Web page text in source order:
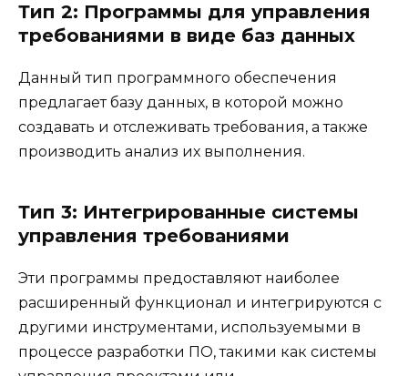
Тип 2: Программы для управления
требованиями в виде баз данных
Данный тип программного обеспечения
предлагает базу данных, в которой можно
создавать и отслеживать требования, а также
производить анализ их выполнения.
Тип 3: Интегрированные системы
управления требованиями
Эти программы предоставляют наиболее
расширенный функционал и интегрируются с
другими инструментами, используемыми в
процессе разработки ПО, такими как системы